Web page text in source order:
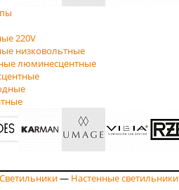
220V
низковольтные
люминесцентные
Светильники— Настенные светильники